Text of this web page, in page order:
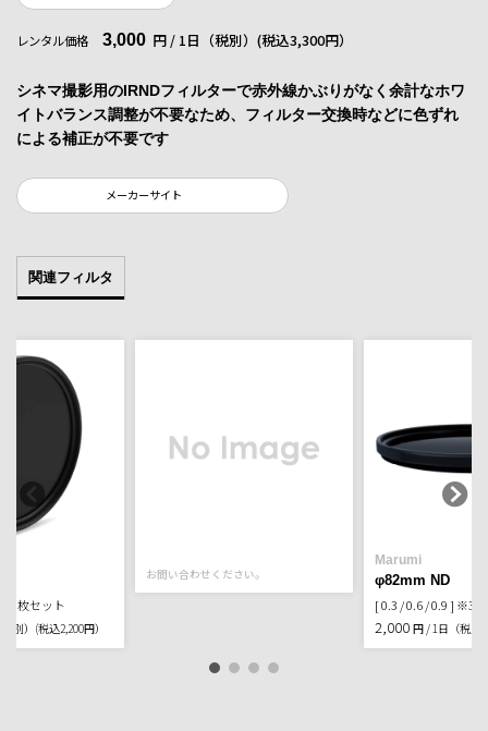
レンタル価格 3,000 円 / 1日（税別） (税込3,300円）
シネマ撮影用のIRNDフィルターで赤外線かぶりがなく余計なホワ
イトバランス調整が不要なため、フィルター交換時などに色ずれ
による補正が不要です
メーカーサイト
関連フィルタ
枚セット
別） (税込2,200円）
お問い合わせください。
Marumi
φ82mm ND
[ 0.3 / 0.6 / 0.9 ] ※3
2,000 円 / 1日（税別